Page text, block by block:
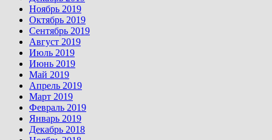
Ноябрь 2019
Октябрь 2019
Сентябрь 2019
Август 2019
Июль 2019
Июнь 2019
Май 2019
Апрель 2019
Март 2019
Февраль 2019
Январь 2019
Декабрь 2018